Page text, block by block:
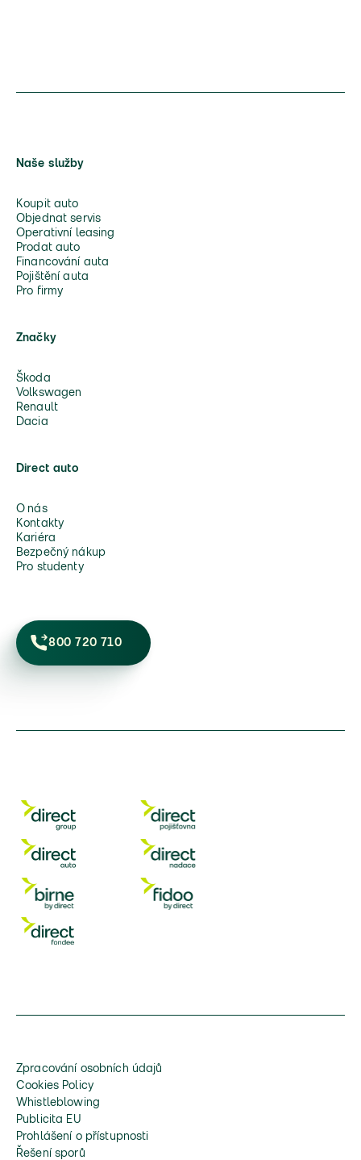
Naše služby
Koupit auto
Objednat servis
Operativní leasing
Prodat auto
Financování auta
Pojištění auta
Pro firmy
Značky
Škoda
Volkswagen
Renault
Dacia
Direct auto
O nás
Kontakty
Kariéra
Bezpečný nákup
Pro studenty
800 720 710
Zpracování osobních údajů
Cookies Policy
Whistleblowing
Publicita EU
Prohlášení o přístupnosti
Řešení sporů